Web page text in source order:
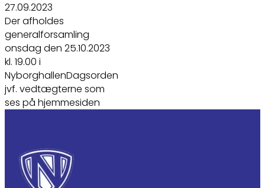
27.09.2023
Der afholdes
generalforsamling
onsdag den 25.10.2023
kl. 19.00 i
NyborghallenDagsorden
jvf. vedtægterne som
ses på hjemmesiden